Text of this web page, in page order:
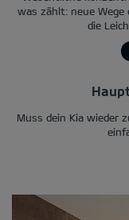
was zählt: neue
die
Muss dein Kia wieder